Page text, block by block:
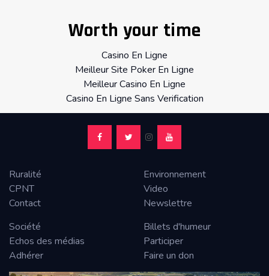
Worth your time
Casino En Ligne
Meilleur Site Poker En Ligne
Meilleur Casino En Ligne
Casino En Ligne Sans Verification
Ruralité
CPNT
Contact
Environnement
Video
Newslettre
Société
Echos des médias
Adhérer
Billets d'humeur
Participer
Faire un don